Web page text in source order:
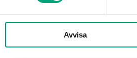
Avvisa
produktkategorier i framtiden.